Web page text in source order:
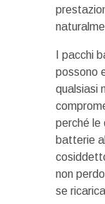
I pacchi
possono
qualsiasi
perché le
batterie
non
se